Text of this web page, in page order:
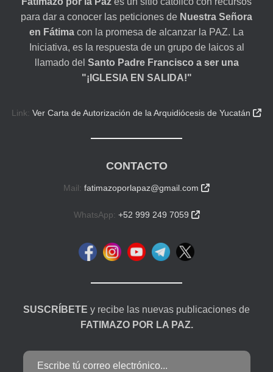
para dar a conocer las peticiones de Nuestra Señora
en Fátima con la promesa de alcanzar la PAZ. La
Iniciativa, es la respuesta de un grupo de laicos al
llamado del Santo Padre Francisco a ser una
"¡IGLESIA EN SALIDA!"
Link: Ver Carta de Autorización de la Arquidiócesis de Yucatán 
CONTACTO
Mail: fatimazoporlapaz@gmail.com 
WhatsApp: +52 999 249 7059 
SUSCRÍBETE y recibe las nuevas publicaciones de
FATIMAZO POR LA PAZ.